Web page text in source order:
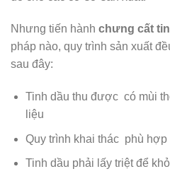
Nhưng tiến hành chưng cất
pháp nào, quy trình sản xuất
sau đây:
Tinh dầu thu được có mùi
liệu
Quy trình khai thác phù hợp
Tinh dầu phải lấy triệt để